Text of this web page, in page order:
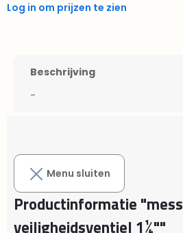
Log in om prijzen te zien
Beschrijving
-
Menu sluiten
Productinformatie "mess
veiligheidsventiel 1¼""